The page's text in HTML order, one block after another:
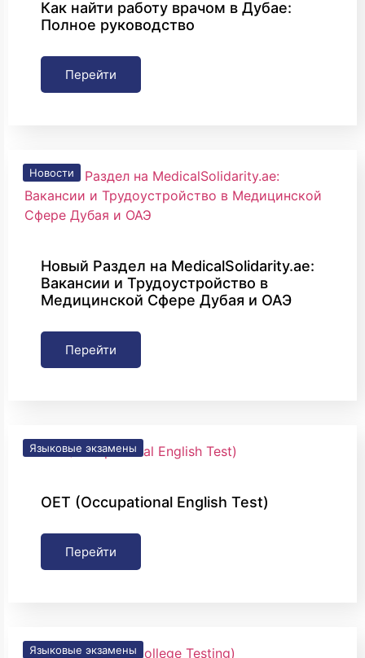
Как найти работу врачом в Дубае:
Полное руководство
Перейти
Новости
Новый Раздел на MedicalSolidarity.ae:
Вакансии и Трудоустройство в
Медицинской Сфере Дубая и ОАЭ
Перейти
Языковые экзамены
OET (Occupational English Test)
Перейти
Языковые экзамены